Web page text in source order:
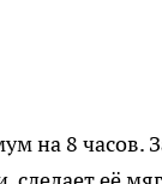
на 8 часов.